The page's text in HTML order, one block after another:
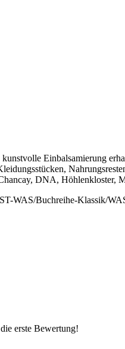
Einbalsamierung
DNA, Höhlenkloster,
WAS/Buchreihe-Klassik/
erste Bewertung!